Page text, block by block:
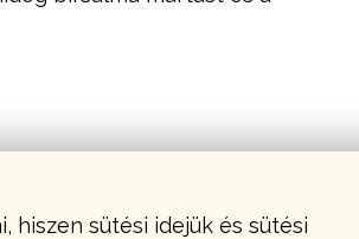
sütési idejük és sütési